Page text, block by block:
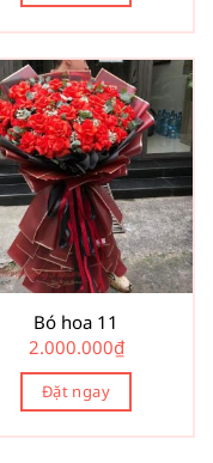
Bó hoa 11
2.000.000₫
Đặt ngay